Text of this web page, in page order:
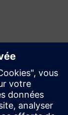
un produit ou
nouveau